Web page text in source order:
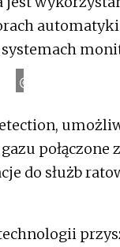
do służb